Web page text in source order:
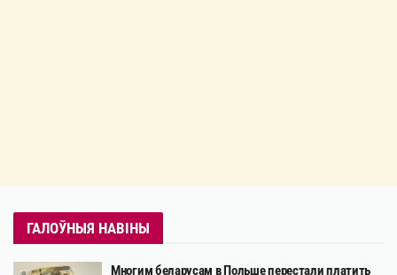
ГАЛОЎНЫЯ НАВІНЫ
Многим беларусам в Польше перестали платить